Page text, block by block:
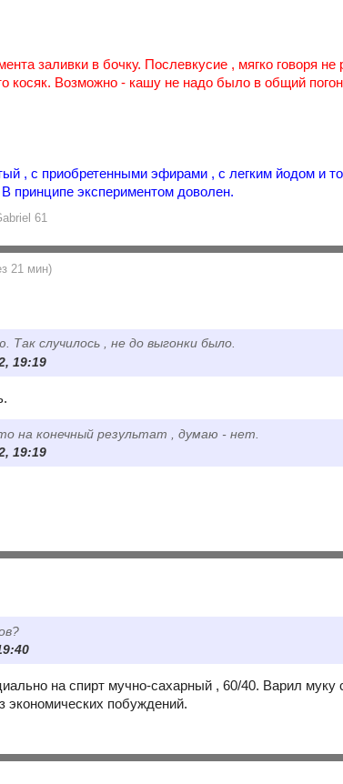
заливки в бочку. Послевкусие , мягко говоря
косяк. Возможно - кашу не надо было в общий
, с приобретенными эфирами , с легким йодом и
принципе экспериментом доволен.
61
21 мин)
Так случилось , не до выгонки было.
19:19
на конечный результат , думаю - нет.
19:19
на спирт мучно-сахарный , 60/40. Варил
экономических побуждений.